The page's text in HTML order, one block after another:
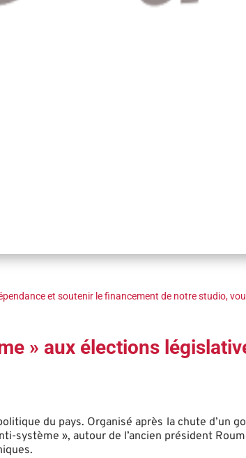
et soutenir le financement de notre studio,
» aux élections
du pays. Organisé après la chute d’un
système », autour de l’ancien président